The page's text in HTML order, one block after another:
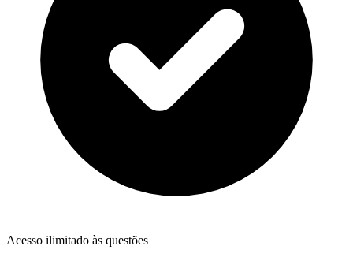
Acesso ilimitado às questões